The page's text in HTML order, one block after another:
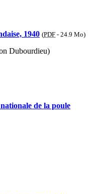
1940 (PDF - 24.9 Mo)
Dubourdieu)
de la poule